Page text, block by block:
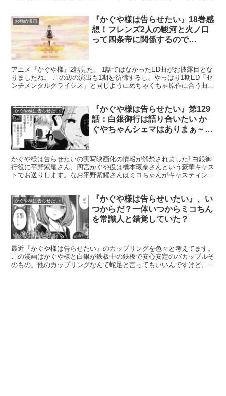
お勧め漫画
『かぐや様は告らせたい』18巻感
想！フレンズ2人の駿河と火ノ口
って四条帝に関係するので
アニメ『かぐや様』2話見た。 1話ではなかったED曲がお披露目とな
りましたね。 この辺の演出も1期を彷彿するし、やっぱり1期ED「セ
ンチメンタルクライシス」と同じようにめちゃくちゃ原作に合う曲と
かぐや様は告らせたい
『かぐや様は告らせたい』第129
話：白銀御行は語り合いたい か
ぐやちゃんシェマはありまぁ～
かぐや様は告らせたいの実写映画化の情報が解禁されました! 白銀御
行役に平野紫耀さん、四宮かぐや役は橋本環奈さんという豪華キャス
トでお送りします。なお平野紫耀さんはミコちゃんがキャスティング
かぐや様は告らせたい
『かぐや様は告らせいたい』、い
つからだ？一体いつからミコちん
を常識人と錯覚していた？
最近『かぐや様は告らせたい』のカップリングを色々と考えてます。
この漫画はかぐや様と白銀が鉄板中の鉄板で安心安定のバカップルそ
のもの。他のカップリングなんて蛇足と言ってもいいんですけど、ミ